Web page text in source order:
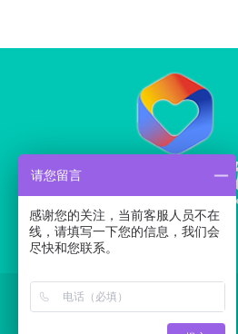
请您留言
感谢您的关注，当前客服人员不在
线，请填写一下您的信息，我们会
尽快和您联系。